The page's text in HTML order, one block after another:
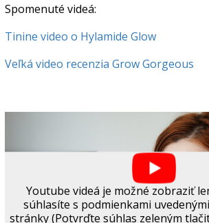
Spomenuté videá:
Tinine video o Hylamide Glow
Veľká video recenzia Grow Gorgeous
Youtube videá je možné zobraziť
súhlasíte s podmienkami
stránky (Potvrďte súhlas zeleným